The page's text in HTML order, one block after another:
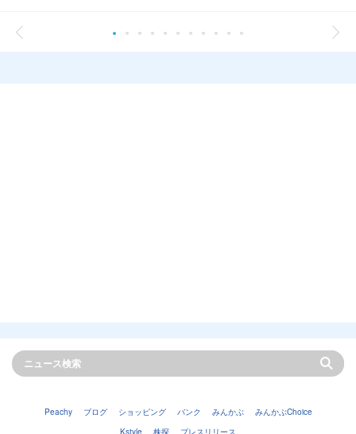
Peachy ブログ ショッピング バンク みんかぶ
みんかぶChoice
Kstyle
株探 プレスリリース